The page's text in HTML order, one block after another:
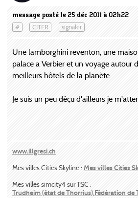
message posté le 25 déc 2011 à 02h22
# CITER signaler
Une lamborghini reventon, une
palace a Verbier et un voyage autour
meilleurs hôtels de la planète.
Je suis un peu déçu d'ailleurs je
www.illgresi.ch
Mes villes Cities Skyline : Mes villes Cities
Mes villes simcity4 sur TSC :
Trudheim (état de Thorrius) Fédération